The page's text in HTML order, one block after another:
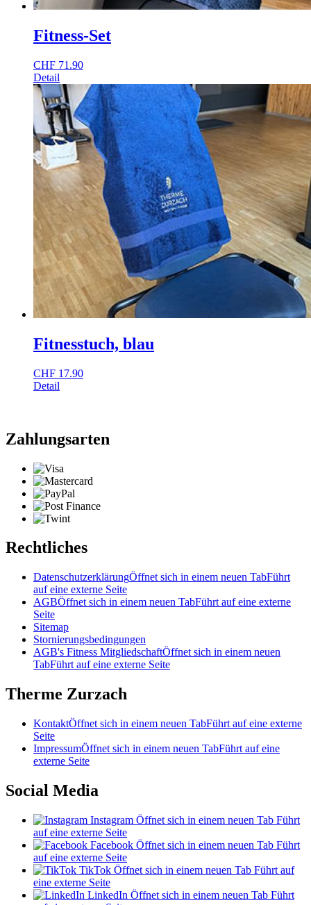
Fitness-Set
CHF 71.90
Detail
Fitnesstuch, blau
CHF 17.90
Detail
Zahlungsarten
Rechtliches
DatenschutzerklärungÖffnet sich in einem neuen TabFührt
auf eine externe Seite
AGBÖffnet sich in einem neuen TabFührt auf eine externe
Seite
Sitemap
Stornierungsbedingungen
AGB's Fitness MitgliedschaftÖffnet sich in einem neuen
TabFührt auf eine externe Seite
Therme Zurzach
KontaktÖffnet sich in einem neuen TabFührt auf eine externe
Seite
ImpressumÖffnet sich in einem neuen TabFührt auf eine
externe Seite
Social Media
Instagram Öffnet sich in einem neuen Tab Führt
auf eine externe Seite
Facebook Öffnet sich in einem neuen Tab Führt
auf eine externe Seite
TikTok Öffnet sich in einem neuen Tab Führt auf
eine externe Seite
LinkedIn Öffnet sich in einem neuen Tab Führt